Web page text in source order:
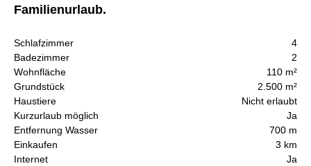
Familienurlaub.
Schlafzimmer
4
Badezimmer
2
Wohnfläche
110 m²
Grundstück
2.500 m²
Haustiere
Nicht erlaubt
Kurzurlaub möglich
Ja
Entfernung Wasser
700 m
Einkaufen
3 km
Internet
Ja